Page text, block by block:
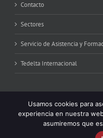
Contacto
Sectores
Servicio de Asistencia y
Tedelta Internacional
Copyright 2024 © Tedelta | All
Usamos cookies para
experiencia en nuestra
asumiremos que